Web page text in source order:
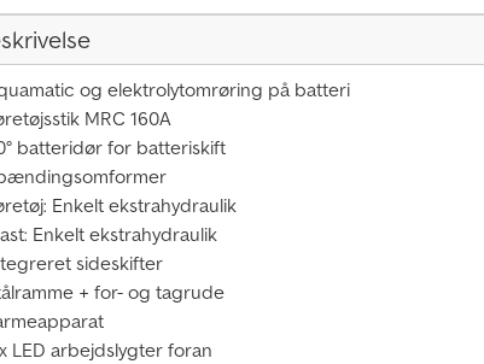
og elektrolytomrøring på batteri
MRC 160A
batteridør for batteriskift
Enkelt ekstrahydraulik
Enkelt ekstrahydraulik
sideskifter
+ for- og tagrude
LED arbejdslygter foran